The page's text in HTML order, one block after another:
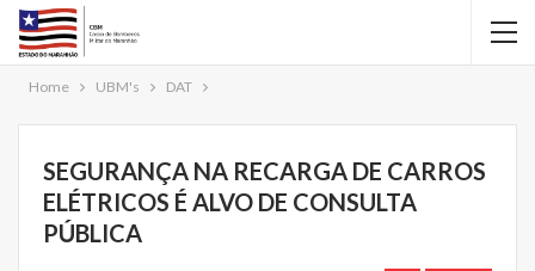
Home UBM's DAT
SEGURANÇA NA RECARGA DE CARROS
ELÉTRICOS É ALVO DE CONSULTA
PÚBLICA